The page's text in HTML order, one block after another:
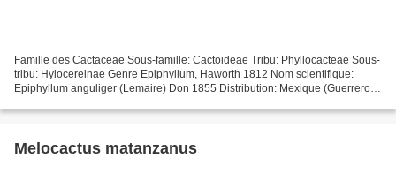
Famille des Cactaceae Sous-famille: Cactoideae Tribu: Phyllocacteae Sous-
tribu: Hylocereinae Genre Epiphyllum, Haworth 1812 Nom scientifique:
Epiphyllum anguliger (Lemaire) Don 1855 Distribution: Mexique (Guerrero,
Melocactus matanzanus